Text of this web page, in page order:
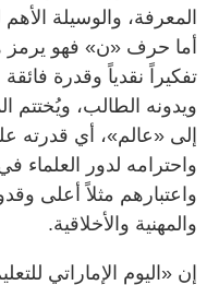
المعرفة، والوسيلة الأهم
أما حرف «ن» فهو يرمز
تفكيراً نقدياً وقدرة
ويدونه الطالب،
إلى «عالم»، أي قدرته
واحترامه لدور العلماء
واعتبارهم مثلاً أعلى
والمهنية والأخلاقية.
إن «اليوم الإماراتي